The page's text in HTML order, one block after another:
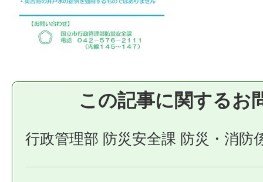
この記事に関するお
行政管理部 防災安全課 防災・消防